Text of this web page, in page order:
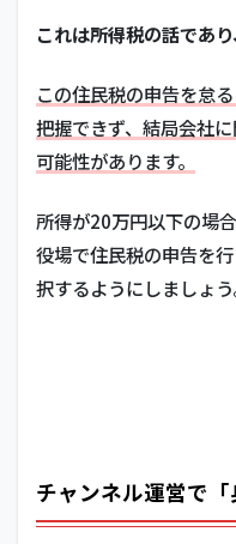
これは所得税の話であ
この住民税の申告を怠
把握できず、結局会社
可能性があります。
所得が20万円以下の場
役場で住民税の申告を
択するようにしましょう
チャンネル運営で